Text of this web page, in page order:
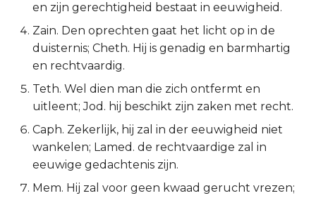
1 Korinthe
2 Korinthe
Éfeze
Filipenzen
Kolossenzen
en zijn gerechtigheid bestaat in eeuwigheid.
Zain. Den oprechten gaat het licht op in de
duisternis; Cheth. Hij is genadig en barmhartig
en rechtvaardig.
Teth. Wel dien man die zich ontfermt en
uitleent; Jod. hij beschikt zijn zaken met recht.
Caph. Zekerlijk, hij zal in der eeuwigheid niet
wankelen; Lamed. de rechtvaardige zal in
eeuwige gedachtenis zijn.
Mem. Hij zal voor geen kwaad gerucht vrezen;